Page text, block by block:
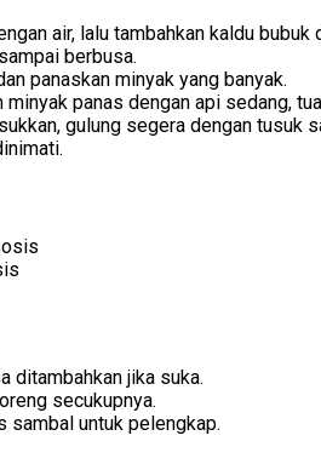
air, lalu tambahkan kaldu bubuk
berbusa.
panaskan minyak yang banyak.
minyak panas dengan api sedang,
gulung segera dengan tusuk
ditambahkan jika suka.
secukupnya.
sambal untuk pelengkap.